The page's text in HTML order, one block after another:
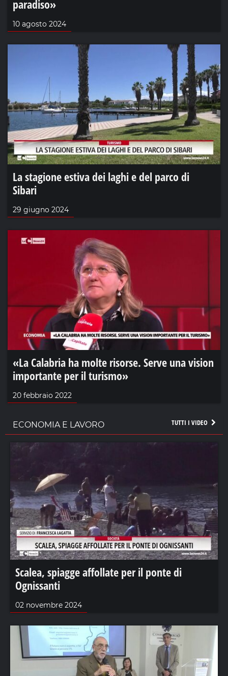
paradiso»
10 agosto 2024
La stagione estiva dei laghi e del parco di
Sibari
29 giugno 2024
«La Calabria ha molte risorse. Serve una vision
importante per il turismo»
20 febbraio 2022
TUTTI I VIDEO
ECONOMIA E LAVORO
Scalea, spiagge affollate per il ponte di
Ognissanti
02 novembre 2024